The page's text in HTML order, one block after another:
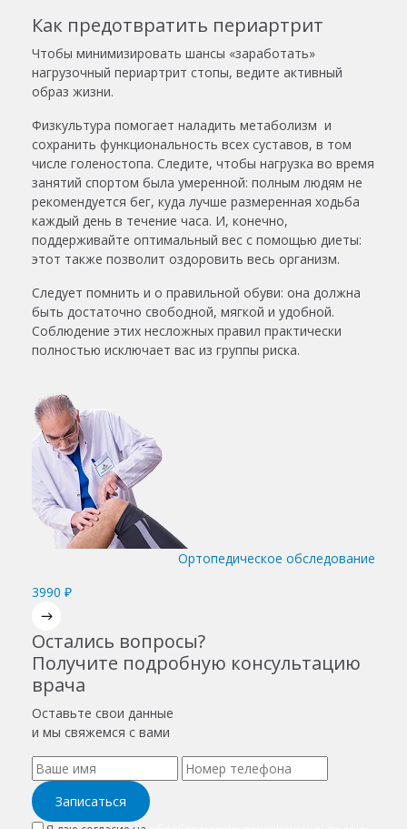
Как предотвратить периартрит
Чтобы минимизировать шансы «заработать»
нагрузочный периартрит стопы, ведите активный
образ жизни.
Физкультура помогает наладить метаболизм и
сохранить функциональность всех суставов, в том
числе голеностопа. Следите, чтобы нагрузка во время
занятий спортом была умеренной: полным людям не
рекомендуется бег, куда лучше размеренная ходьба
каждый день в течение часа. И, конечно,
поддерживайте оптимальный вес с помощью диеты:
этот также позволит оздоровить весь организм.
Следует помнить и о правильной обуви: она должна
быть достаточно свободной, мягкой и удобной.
Соблюдение этих несложных правил практически
полностью исключает вас из группы риска.
Ортопедическое обследование
3990 ₽
Остались вопросы?
Получите подробную консультацию
врача
Оставьте свои данные
и мы свяжемся с вами
Записаться